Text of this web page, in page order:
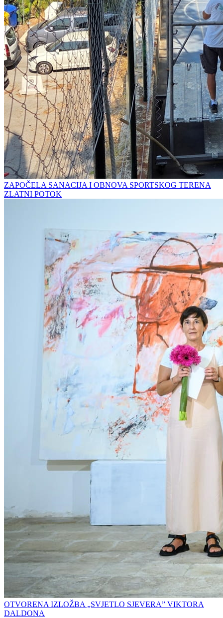
ZAPOČELA SANACIJA I OBNOVA SPORTSKOG TERENA
ZLATNI POTOK
OTVORENA IZLOŽBA „SVJETLO SJEVERA” VIKTORA
DALDONA